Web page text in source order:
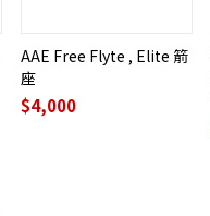
AAE Free Flyte , Elite 箭
座
$4,000